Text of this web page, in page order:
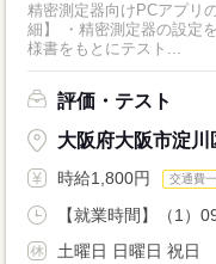
精密測定器向けPCアプリの
細】 ・精密測定器の設定
様書をもとにテスト...
評価・テスト
大阪府大阪市淀川
時給1,800円 交通費
【就業時間】（1）
土曜日 日曜日 祝日